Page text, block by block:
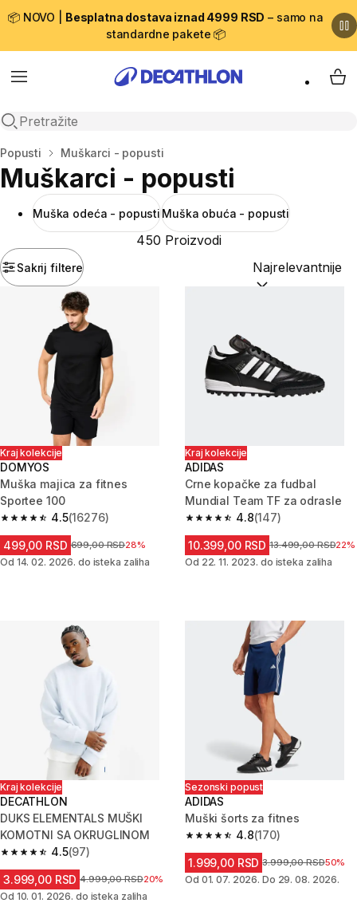
📦 NOVO | Besplatna dostava iznad 4999 RSD – samo na
standardne pakete 📦
Menu
Open search
My
Početna stranica
Popusti Muškarci - popusti
Muškarci - popusti
Muška odeća - popusti Muška obuća - popusti
Sakrij filtere
450 Proizvodi
Sortiraj po:
Kraj kolekcije
DOMYOS
Muška majica za fitnes
Sportee 100
4.5
4.5 od 5 zvezdica from 16276 Recenzije
(16276)
499,00 RSD Cena pre sniženja
699,00 RSD28%
Od 14. 02. 2026. do isteka zaliha
Kraj kolekcije
ADIDAS
Crne kopačke za fudbal
Mundial Team TF za odrasle
4.8
4.8 od 5 zvezdica from 147
(147)
10.399,00 RSD Cena pre sniženja
13.499,00 RSD22%
Od 22. 11. 2023. do isteka zaliha
Kraj kolekcije
DECATHLON
DUKS ELEMENTALS MUŠKI
KOMOTNI SA OKRUGLINOM
4.5
4.5 od 5 zvezdica from 97 Recenzije
(97)
3.999,00 RSD Cena pre sniženja
4.999,00 RSD20%
Od 10. 01. 2026. do isteka zaliha
Sezonski popust
ADIDAS
Muški šorts za fitnes
4.8
4.8 od 5 zvezdica from 170
(170)
1.999,00 RSD Cena pre sniženja
3.999,00 RSD50%
Od 01. 07. 2026. Do 29. 08. 2026.